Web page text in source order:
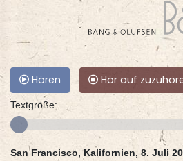
Hören Hör auf
Textgröße:
San Francisco, Kalifornien, 8. Juli